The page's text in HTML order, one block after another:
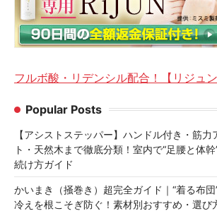
フルボ酸・リデンシル配合！【リジュン
Popular Posts
【アシストステッパー】ハンドル付き・筋力
ト・天然木まで徹底分類！室内で“足腰と体
続け方ガイド
かいまき（掻巻き）超完全ガイド｜“着る布
冷えを根こそぎ防ぐ！素材別おすすめ・選び